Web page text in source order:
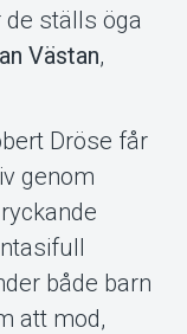
ställs öga
Västan,
Dröse får
genom
både barn
att mod,